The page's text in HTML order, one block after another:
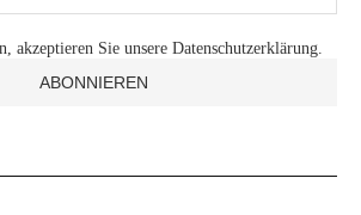
akzeptieren Sie unsere Datenschutzerklärung.